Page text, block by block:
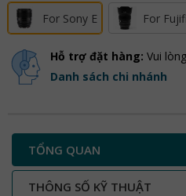
For Sony E For
Hỗ trợ đặt hàng: Vui
Danh sách chi nhánh
TỔNG QUAN
THÔNG SỐ KỸ THUẬT